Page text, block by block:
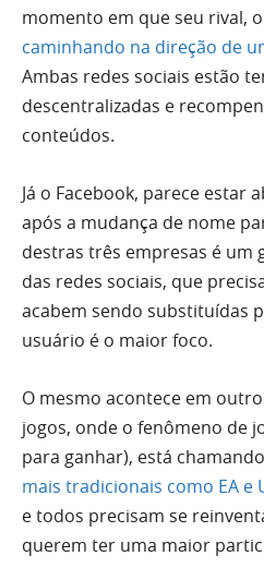
momento em que seu rival, o
caminhando na direção de
Ambas redes sociais estão
descentralizadas e
conteúdos.
Já o Facebook, parece estar
após a mudança de nome
destras três empresas é um
das redes sociais, que
acabem sendo substituídas
usuário é o maior foco.
O mesmo acontece em
jogos, onde o fenômeno de
para ganhar), está
mais tradicionais como EA e
e todos precisam se
querem ter uma maior